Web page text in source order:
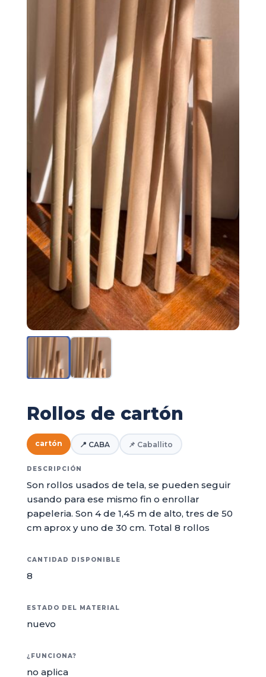
Rollos de cartón
cartón 📍 CABA 📌 Caballito
DESCRIPCIÓN
Son rollos usados de tela, se pueden seguir
usando para ese mismo fin o enrollar
papeleria. Son 4 de 1,45 m de alto, tres de 50
cm aprox y uno de 30 cm. Total 8 rollos
CANTIDAD DISPONIBLE
8
ESTADO DEL MATERIAL
nuevo
¿FUNCIONA?
no aplica